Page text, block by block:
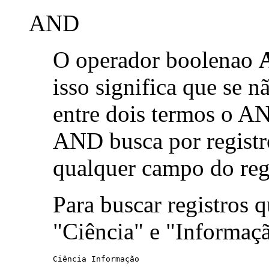
AND
O operador boolenao
isso significa que se
entre dois termos o
AND busca por
qualquer campo do
Para buscar registros
"Ciência" e
Ciência Informação